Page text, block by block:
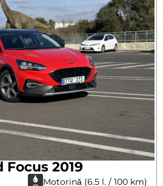
Focus 2019
Motorină (6.5 l. / 100 km)